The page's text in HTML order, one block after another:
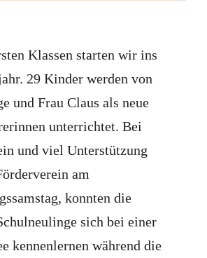
Klassen starten wir ins
29 Kinder werden von
und Frau Claus als neue
unterrichtet. Bei
und viel Unterstützung
am
konnten die
sich bei einer
kennenlernen während die